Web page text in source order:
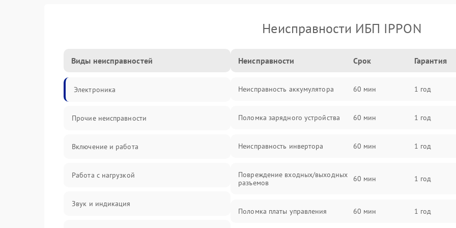
Неисправности ИБП IPPON
Виды неисправностей
Электроника
Прочие неисправности
Включение и работа
Работа с нагрузкой
Звук и индикация
Неисправности Срок Гарантия
Неисправность аккумулятора 60 мин 1 год
Поломка зарядного устройства 60 мин 1 год
Неисправность инвертора 60 мин 1 год
Повреждение входных/выходных
разъемов
60 мин 1 год
Поломка платы управления 60 мин 1 год